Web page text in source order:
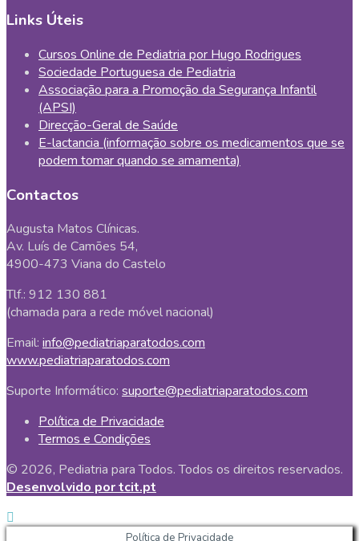
Links Úteis
Cursos Online de Pediatria por Hugo Rodrigues
Sociedade Portuguesa de Pediatria
Associação para a Promoção da Segurança Infantil
(APSI)
Direcção-Geral de Saúde
E-lactancia (informação sobre os medicamentos que se
podem tomar quando se amamenta)
Contactos
Augusta Matos Clínicas.
Av. Luís de Camões 54,
4900-473 Viana do Castelo
Tlf.: 912 130 881
(chamada para a rede móvel nacional)
Email: info@pediatriaparatodos.com
www.pediatriaparatodos.com
Suporte Informático: suporte@pediatriaparatodos.com
Política de Privacidade
Termos e Condições
© 2026, Pediatria para Todos. Todos os direitos reservados.
Desenvolvido por tcit.pt
Política de Privacidade